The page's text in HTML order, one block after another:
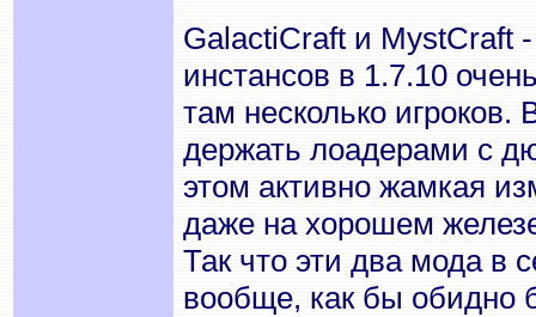
GalactiCraft и MystCraft
инстансов в 1.7.10
там несколько
держать лоадерами с
этом активно жамкая
даже на хорошем
Так что эти два мода в
вообще, как бы обидно